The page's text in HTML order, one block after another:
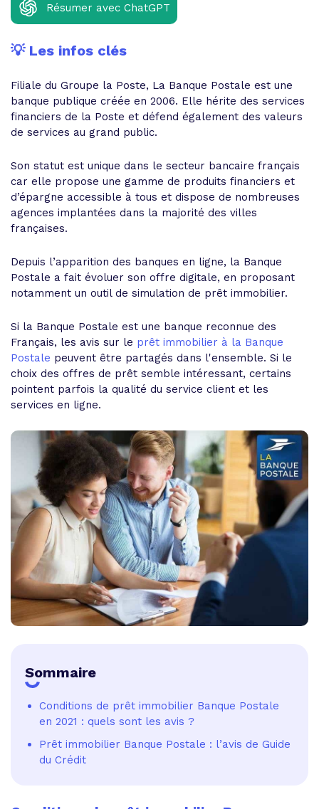
Résumer avec ChatGPT
💡 Les infos clés
Filiale du Groupe la Poste, La Banque Postale est une
banque publique créée en 2006. Elle hérite des services
financiers de la Poste et défend également des valeurs
de services au grand public.
Son statut est unique dans le secteur bancaire français
car elle propose une gamme de produits financiers et
d’épargne accessible à tous et dispose de nombreuses
agences implantées dans la majorité des villes
françaises.
Depuis l’apparition des banques en ligne, la Banque
Postale a fait évoluer son offre digitale, en proposant
notamment un outil de simulation de prêt immobilier.
Si la Banque Postale est une banque reconnue des
Français, les avis sur le prêt immobilier à la Banque
Postale peuvent être partagés dans l'ensemble. Si le
choix des offres de prêt semble intéressant, certains
pointent parfois la qualité du service client et les
services en ligne.
Sommaire
Conditions de prêt immobilier Banque Postale
en 2021 : quels sont les avis ?
Prêt immobilier Banque Postale : l’avis de Guide
du Crédit